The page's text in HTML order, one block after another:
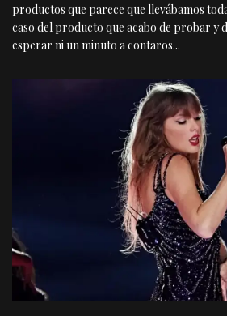
productos que parece que llevábamos
caso del producto que acabo de probar y
esperar ni un minuto a contaros...